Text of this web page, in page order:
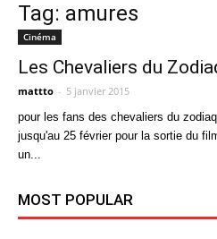
Tag: amures
Cinéma
Les Chevaliers du
mattto - 5 janvier 2015
pour les fans des chevaliers du
jusqu'au 25 février pour la sortie du
un...
MOST POPULAR